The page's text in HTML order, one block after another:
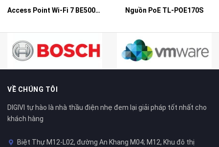
Access Point Wi-Fi 7 BE5000 Gắn Tường – EAP725-Wall
Nguồn PoE TL-POE170S
VỀ CHÚNG TÔI
DIGIVI tự hào là nhà thầu điện nhẹ đem lại giải pháp tốt nhất cho
khách hàng
Biệt Thự M12-L02, đường An Khang M04; M12, Khu đô thị